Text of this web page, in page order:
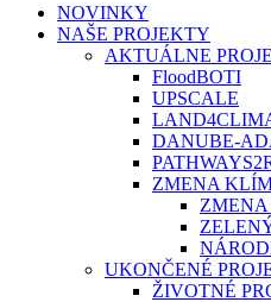
search
Menu
NOVINKY
NAŠE PROJEKTY
AKTUÁLNE
FloodBOTI
UPSCALE
DANUBE-
ZMENA
UKONČENÉ
ŽIVOTNÉ